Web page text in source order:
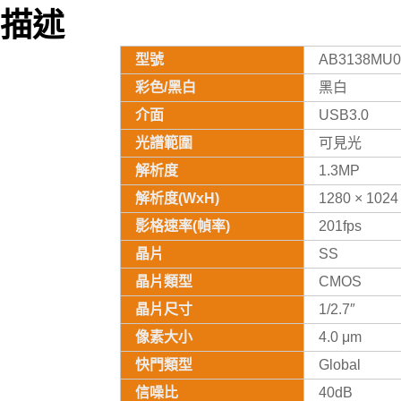
描述
型號
彩色/黑白
黑白
介面
USB3.0
光譜範圍
可見光
解析度
1.3MP
解析度(WxH)
1280 × 1024
影格速率(幀率)
201fps
晶片
SS
晶片類型
CMOS
晶片尺寸
1/2.7″
像素大小
4.0 μm
快門類型
Global
信噪比
40dB